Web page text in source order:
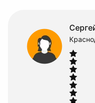
Елена